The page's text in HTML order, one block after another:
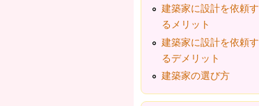
建築家に設計を依頼す
るメリット
建築家に設計を依頼す
るデメリット
建築家の選び方